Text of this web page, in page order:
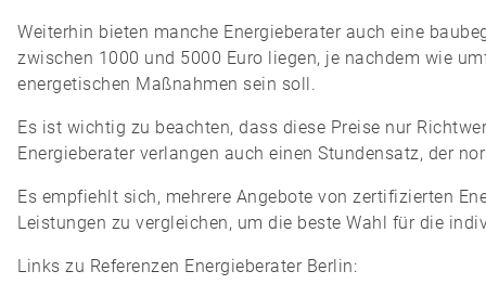
Weiterhin bieten manche Energieberater auch eine
zwischen 1000 und 5000 Euro liegen, je nachdem wie
energetischen Maßnahmen sein soll.
Es ist wichtig zu beachten, dass diese Preise nur
Energieberater verlangen auch einen Stundensatz, der
Es empfiehlt sich, mehrere Angebote von zertifizierten
Leistungen zu vergleichen, um die beste Wahl für die
Links zu Referenzen Energieberater Berlin: